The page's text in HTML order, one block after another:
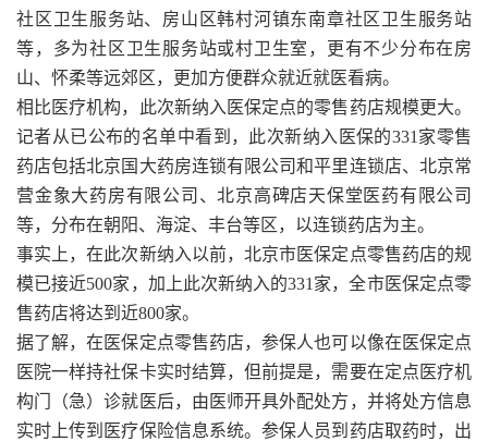
社区卫生服务站、房山区韩村河镇东南章社区卫生服务站
等，多为社区卫生服务站或村卫生室，更有不少分布在房
山、怀柔等远郊区，更加方便群众就近就医看病。
相比医疗机构，此次新纳入医保定点的零售药店规模更大。
记者从已公布的名单中看到，此次新纳入医保的331家零售
药店包括北京国大药房连锁有限公司和平里连锁店、北京常
营金象大药房有限公司、北京高碑店天保堂医药有限公司
等，分布在朝阳、海淀、丰台等区，以连锁药店为主。
事实上，在此次新纳入以前，北京市医保定点零售药店的规
模已接近500家，加上此次新纳入的331家，全市医保定点零
售药店将达到近800家。
据了解，在医保定点零售药店，参保人也可以像在医保定点
医院一样持社保卡实时结算，但前提是，需要在定点医疗机
构门（急）诊就医后，由医师开具外配处方，并将处方信息
实时上传到医疗保险信息系统。参保人员到药店取药时，出